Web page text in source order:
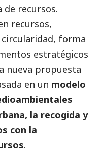
de recursos.
recursos,
circularidad, forma
estratégicos
nueva propuesta
en un modelo
la recogida y
con la
.